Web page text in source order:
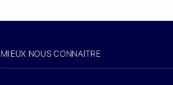
MIEUX NOUS CONNAITRE